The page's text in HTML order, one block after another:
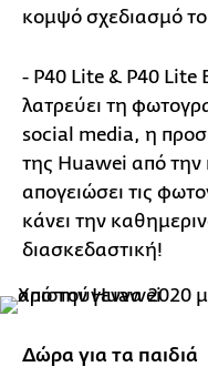
κομψό σχεδιασμό
- P40 Lite & P40 Lite
λατρεύει τη
social media, η
της Huawei από την
απογειώσει τις
κάνει την
διασκεδαστική!
Δώρα για τα παιδιά